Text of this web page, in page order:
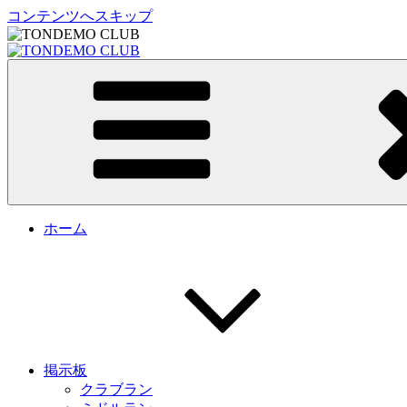
コンテンツへスキップ
TONDEMO CLUB
トンデモクラブ公式サイト
ホーム
掲示板
クラブラン